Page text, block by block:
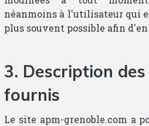
néanmoins à l'utilisateur qui
plus souvent possible afin
3. Description
fournis
Le site apm-grenoble.com a